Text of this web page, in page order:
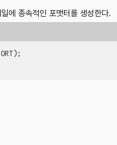
종속적인 포맷터를 생성한다.